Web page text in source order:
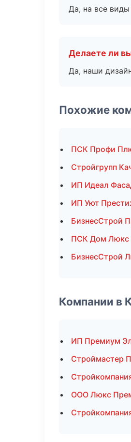
Да, на все виды
Делаете ли
Да, наши
Похожие
ПСК Профи
Стройгрупп
ИП Идеал
ИП Уют
БизнесСтрой
ПСК Дом Люкс
БизнесСтрой
Компании в
ИП Премиум
Строймастер
ООО Люкс